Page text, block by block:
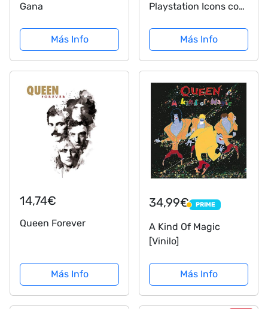
Gana
Más Info
Playstation Icons con
lámpara que
reacciona al ritmo de
la música
Más Info
14,74€
Queen Forever
Más Info
34,99€ PRIME
PRIME
A Kind Of Magic
[Vinilo]
Más Info